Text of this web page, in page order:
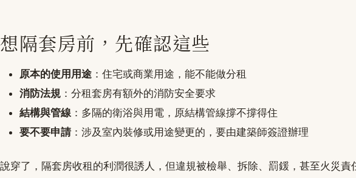
想隔套房前，先確認這些
原本的使用用途 ：住宅或商業用途，能不能做分租
消防法規 ：分租套房有額外的消防安全要求
結構與管線 ：多隔的衛浴與用電，原結構管線撐不撐得住
要不要申請 ：涉及室內裝修或用途變更的，要由建築師簽證辦理
說穿了，隔套房收租的利潤很誘人，但違規被檢舉、拆除、罰鍰，甚至火災責